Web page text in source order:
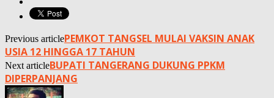
Previous articlePEMKOT TANGSEL MULAI VAKSIN ANAK
USIA 12 HINGGA 17 TAHUN
Next articleBUPATI TANGERANG DUKUNG PPKM
DIPERPANJANG